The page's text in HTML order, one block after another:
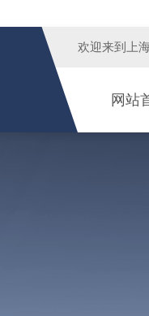
欢迎来到 上
网站